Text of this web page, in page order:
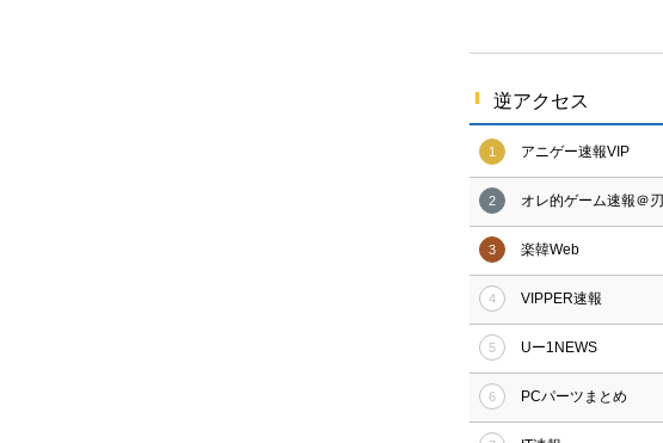
逆アクセス
1 アニゲー速報VIP
2 オレ的ゲーム速報＠刃
3 楽韓Web
4 VIPPER速報
5 Uー1NEWS
6 PCパーツまとめ